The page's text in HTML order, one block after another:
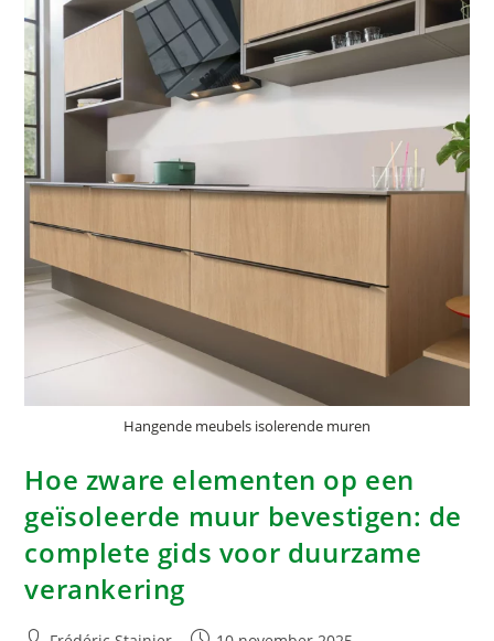
Hangende meubels isolerende muren
Hoe zware elementen op een
geïsoleerde muur bevestigen: de
complete gids voor duurzame
verankering